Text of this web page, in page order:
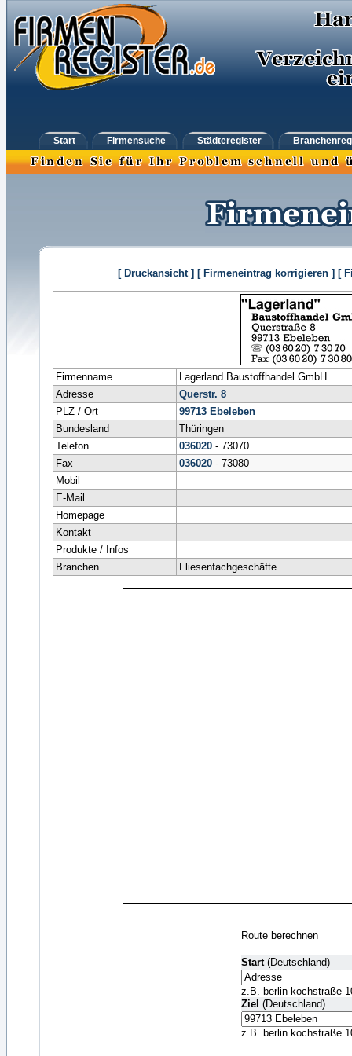
Start Firmensuche Städteregister
[ Druckansicht ] [ Firmeneintrag korrigieren ] [
Firmenname
Lagerland Baustoffhandel GmbH
Adresse
Querstr. 8
PLZ / Ort
99713 Ebeleben
Bundesland
Thüringen
Telefon
036020- 73070
Fax
036020- 73080
Mobil
E-Mail
Homepage
Kontakt
Produkte / Infos
Branchen
Fliesenfachgeschäfte
Route berechnen
Start(Deutschland)
z.B. berlin kochstraße
Ziel (Deutschland)
z.B. berlin kochstraße